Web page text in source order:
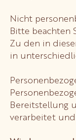
Nicht
Bitte beachten
Zu den in
in
Bereitstellung
verarbeitet